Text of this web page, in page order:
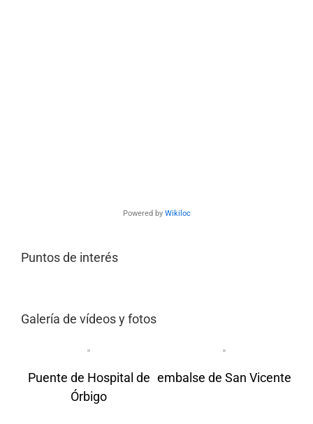
Powered by Wikiloc
Puntos de interés
Galería de vídeos y fotos
Puente de Hospital de
Órbigo
embalse de San Vicente